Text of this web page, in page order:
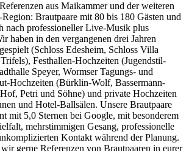
aus Maikammer und der weiteren
Brautpaare mit 80 bis 180 Gästen und
nach professioneller Live-Musik plus
haben in den vergangenen drei Jahren
(Schloss Edesheim, Schloss Villa
Festhallen-Hochzeiten (Jugendstil-
Speyer, Wormser Tagungs- und
Hochzeiten (Bürklin-Wolf, Bassermann-
Petri und Söhne) und private Hochzeiten
und Hotel-Ballsälen. Unsere Brautpaare
mit 5,0 Sternen bei Google, mit besonderem
mehrstimmigen Gesang, professionelle
Kontakt während der Planung.
gerne Referenzen von Brautpaaren in eurer